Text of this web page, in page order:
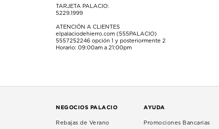
TARJETA PALACIO:
5229.1999
ATENCIÓN A CLIENTES
elpalaciodehierro.com (555PALACIO)
5557252246 opción 1 y posteriormente 2
Horario: 09:00am a 21:00pm
NEGOCIOS PALACIO
Rebajas de Verano
AYUDA
Promociones Bancarias